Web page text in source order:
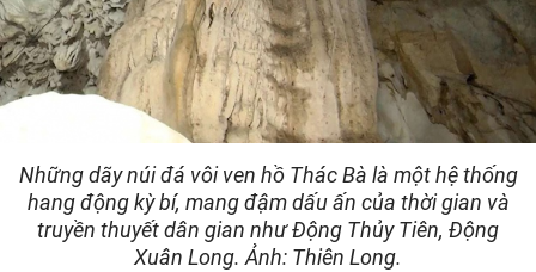
Những dãy núi đá vôi ven hồ Thác Bà là một hệ thống
hang động kỳ bí, mang đậm dấu ấn của thời gian và
truyền thuyết dân gian như Động Thủy Tiên, Động
Xuân Long. Ảnh: Thiên Long.